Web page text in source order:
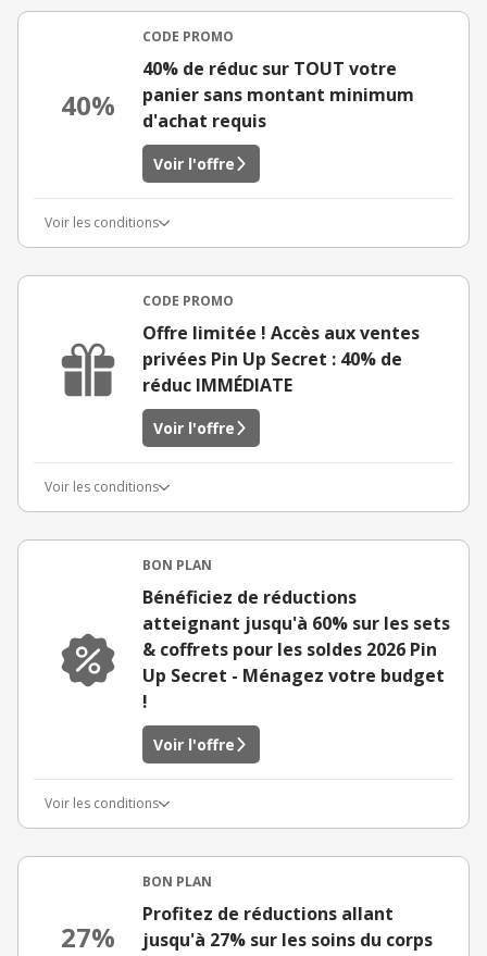
40%
CODE PROMO
40% de réduc sur TOUT votre
panier sans montant minimum
d'achat requis
Voir l'offre
Voir les conditions
CODE PROMO
Offre limitée ! Accès aux ventes
privées Pin Up Secret : 40% de
réduc IMMÉDIATE
Voir l'offre
Voir les conditions
BON PLAN
Bénéficiez de réductions
atteignant jusqu'à 60% sur les sets
& coffrets pour les soldes 2026 Pin
Up Secret - Ménagez votre budget
!
Voir l'offre
Voir les conditions
27%
BON PLAN
Profitez de réductions allant
jusqu'à 27% sur les soins du corps